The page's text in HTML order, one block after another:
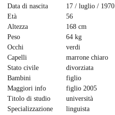
Data di nascita
17 / luglio / 1970
Età
56
Altezza
168 cm
Peso
64 kg
Occhi
verdi
Capelli
marrone chiaro
Stato civile
divorziata
Bambini
figlio
Maggiori info
figlio 2005
Titolo di studio
università
Specializzazione
linguista